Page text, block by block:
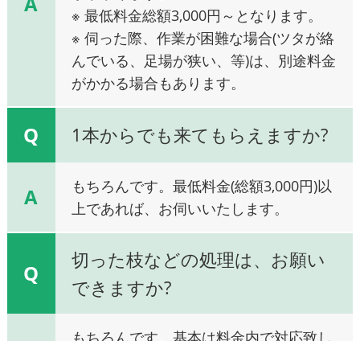
※ 最低料金総額3,000円～となります。
※ 伺った際、作業が困難な場合(ツタが絡
んでいる、足場が狭い、等)は、別途料金
がかかる場合もあります。
Q 1本からでも来てもらえますか?
A
もちろんです。最低料金(総額3,000円)以
上であれば、お伺いいたします。
Q
切った枝などの処理は、お願い
できますか?
もちろんです。基本は料金内で対応致し